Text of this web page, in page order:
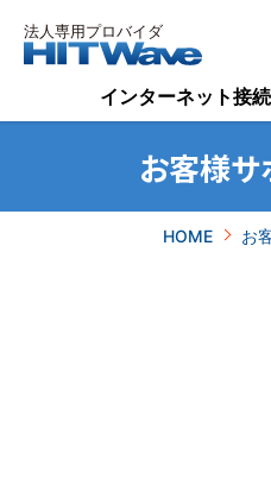
インターネット接続
お客様サ
HOME お